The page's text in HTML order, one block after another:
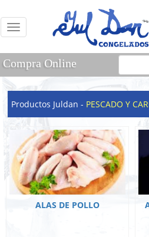
Menu
Compra Online
Productos Juldan - PESCADO Y
ALAS DE POLLO